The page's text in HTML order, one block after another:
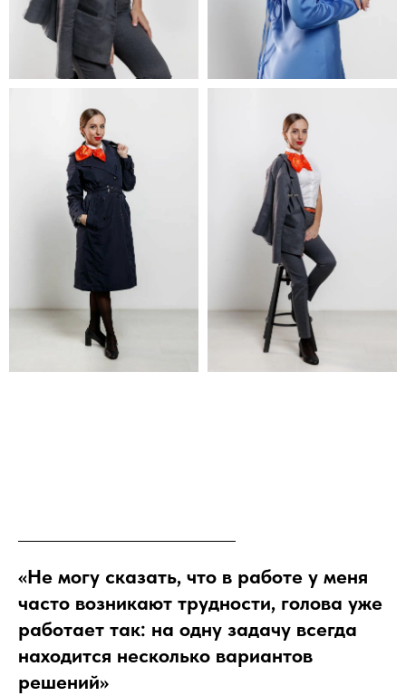
«Не могу сказать, что в работе у меня
часто возникают трудности, голова уже
работает так: на одну задачу всегда
находится несколько вариантов
решений»